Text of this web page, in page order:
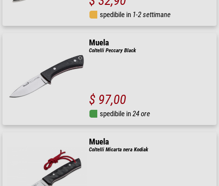
spedibile in 1-2 settimane
Muela
Coltelli Peccary Black
$ 97,00
spedibile in24 ore
Muela
Coltelli Micarta nera Kodiak